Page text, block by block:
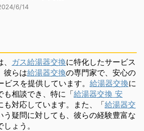
6/14
ガス給湯器交換に特化したサービス
彼らは給湯器交換の専門家で、安心の
スを提供しています。 給湯器交換に
も相談でき、特に「給湯器交換 安
も対応しています。また、「給湯器交
う疑問に対しても、彼らの経験豊富な
ょう。